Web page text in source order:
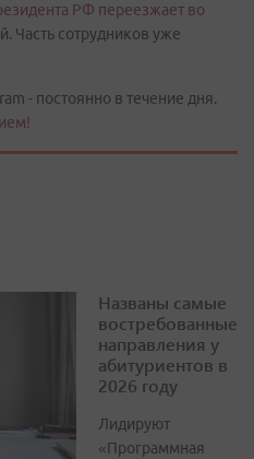
РФ переезжает во
Часть сотрудников уже
- постоянно в течение дня.
Названы самые
востребованные
направления у
абитуриентов в
2026 году
Лидируют
«Программная